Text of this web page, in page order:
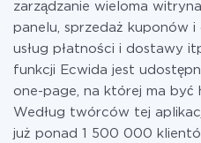
zarządzanie wieloma
panelu, sprzedaż kuponów
usług płatności i dostawy
funkcji Ecwida jest
one-page, na której ma być
Według twórców tej
już ponad 1 500 000